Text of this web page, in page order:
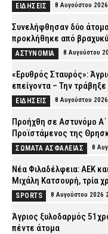
ΕΙΔΗΣΕΙΣ 8 Αυγούστου
Συνελήφθησαν δύο άτομα
προκλήθηκε από
ΑΣΤΥΝΟΜΙΑ 8 Αυγούστου
«Ερυθρός Σταυρός»:
επείγοντα – Την
ΕΙΔΗΣΕΙΣ 8 Αυγούστου
Προήχθη σε Αστυνόμο
Προϊστάμενος της
ΣΩΜΑΤΑ ΑΣΦΑΛΕΙΑΣ 8
Νέα Φιλαδέλφεια: ΑΕΚ
Μιχάλη Κατσουρή, τρία
SPORTS 8 Αυγούστου 2026
Άγριος ξυλοδαρμός
πέντε άτομα